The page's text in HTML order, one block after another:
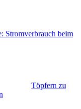
Stromverbrauch beim
Töpfern zu